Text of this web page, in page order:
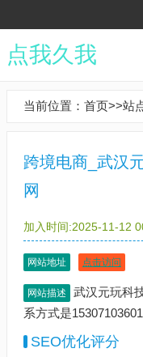
点我久我
当前位置： 首页>>站
跨境电商_武汉
网
加入时间:2025-11-12
网站地址 点击访问
网站描述
武汉元玩科
系方式是
SEO优化评分